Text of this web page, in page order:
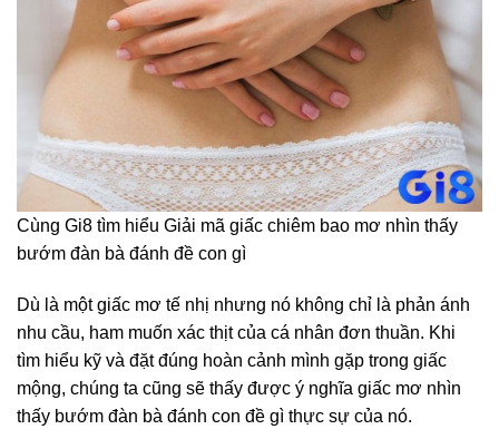
Cùng Gi8 tìm hiểu Giải mã giấc chiêm bao mơ nhìn thấy
bướm đàn bà đánh đề con gì
Dù là một giấc mơ tế nhị nhưng nó không chỉ là phản ánh
nhu cầu, ham muốn xác thịt của cá nhân đơn thuần. Khi
tìm hiểu kỹ và đặt đúng hoàn cảnh mình gặp trong giấc
mộng, chúng ta cũng sẽ thấy được ý nghĩa giấc mơ nhìn
thấy bướm đàn bà đánh con đề gì thực sự của nó.